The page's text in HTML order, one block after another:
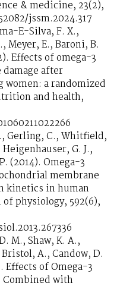
& medicine, 23(2),
jssm.2024.317
E-Silva, F. X.,
Meyer, E., Baroni, B.
Effects of omega-3
after
women: a randomized
and health,
Gerling, C., Whitfield,
G. J.,
(2014). Omega-3
membrane
kinetics in human
physiology, 592(6),
M., Shaw, K. A.,
A., Candow, D.
Effects of Omega-3